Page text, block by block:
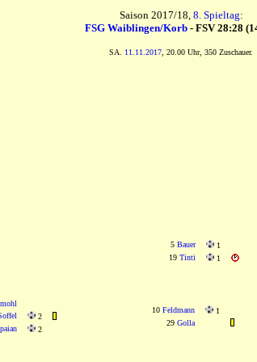
Saison 2017/18, 8. Spieltag:
FSG Waiblingen/Korb- FSV 28:28
SA. 11.11.2017 , 20.00 Uhr, 350 Zuschauer.
5 Bauer
1
19 Tinti 1
2
2
10 Feldmann
1
29 Golla